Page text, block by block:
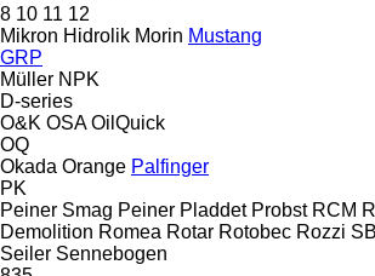
8 10 11 12
Mikron Hidrolik Morin Mustang
GRP
Müller NPK
D-series
O&K OSA OilQuick
OQ
Okada Orange Palfinger
PK
Peiner Smag Peiner Pladdet Probst RCM
Demolition Romea Rotar Rotobec Rozzi
Seiler Sennebogen